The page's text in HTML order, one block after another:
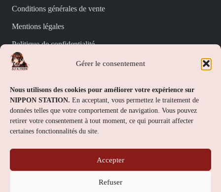
Gérer le consentement
Nous utilisons des cookies pour améliorer votre expérience sur
NIPPON STATION. En acceptant, vous permettez le traitement de
données telles que votre comportement de navigation. Vous pouvez
retirer votre consentement à tout moment, ce qui pourrait affecter
certaines fonctionnalités du site.
Accepter
Refuser
Conditions générales de vente
Mentions légales
Politique de confidentialité
Politique de cookies (UE)
Nippon Station
À propos
FAQs
Contact